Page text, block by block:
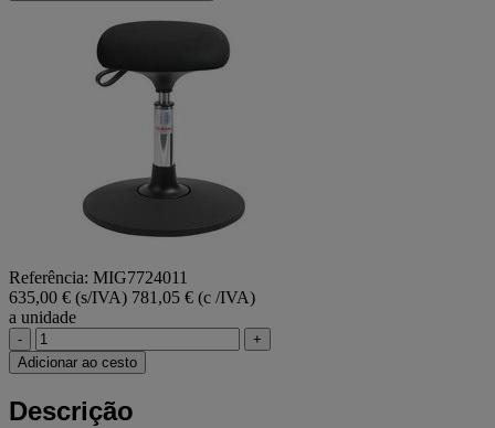
Referência: MIG7724011
635,00 € (s/IVA) 781,05 € (c /IVA)
a unidade
-
+
Adicionar ao cesto
Descrição